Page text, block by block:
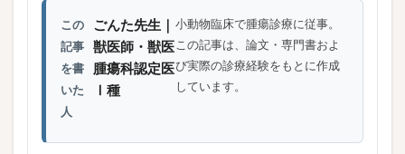
この
記事
を書
いた
人
ごんた先生｜
獣医師・獣医
腫瘍科認定医
Ⅰ種
小動物臨床で腫瘍診療に従事。
この記事は、論文・専門書およ
び実際の診療経験をもとに作成
しています。